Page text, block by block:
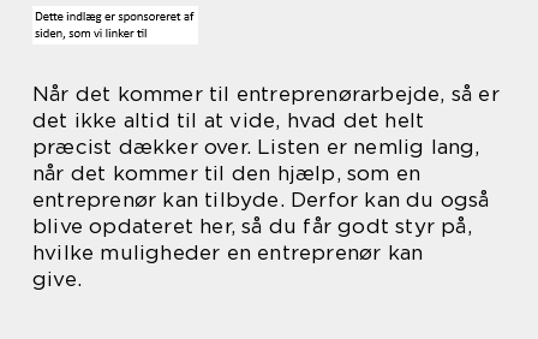
Når det kommer til entreprenørarbejde, så er
det ikke altid til at vide, hvad det helt
præcist dækker over. Listen er nemlig lang,
når det kommer til den hjælp, som en
entreprenør kan tilbyde. Derfor kan du også
blive opdateret her, så du får godt styr på,
hvilke muligheder en entreprenør kan
give.